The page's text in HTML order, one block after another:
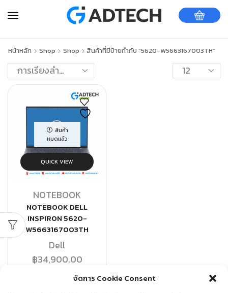
จัดการ Cookie Consent
หน้าหลัก Shop Shop สินค้าที่มีป้ายกำกับ “5620-W5663167003TH”
สินค้า
หมดแล้ว
QUICK VIEW
NOTEBOOK
NOTEBOOK DELL
INSPIRON 5620-
W5663167003TH
Dell
฿34,900.00